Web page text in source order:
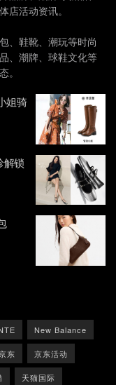
店活动资讯。
、鞋靴、潮玩等时尚
、潮牌、球鞋文化等
。
姐骑
解锁
New Balance
东 京东活动
天猫国际